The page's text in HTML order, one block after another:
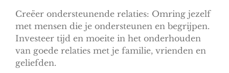
Creëer ondersteunende relaties: Omring jezelf
met mensen die je ondersteunen en begrijpen.
Investeer tijd en moeite in het onderhouden
van goede relaties met je familie, vrienden en
geliefden.